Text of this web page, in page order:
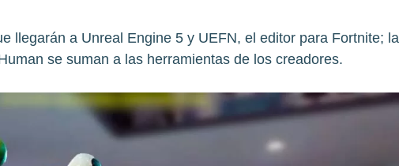
llegarán a Unreal Engine 5 y UEFN, el editor para Fortnite; la
se suman a las herramientas de los creadores.